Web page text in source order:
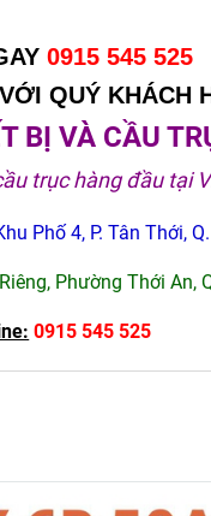
0915 545 525
QUÝ KHÁCH
BỊ VÀ CẦU
trục hàng đầu tại
Phố 4, P. Tân Thới,
Phường Thới An,
0915 545 525